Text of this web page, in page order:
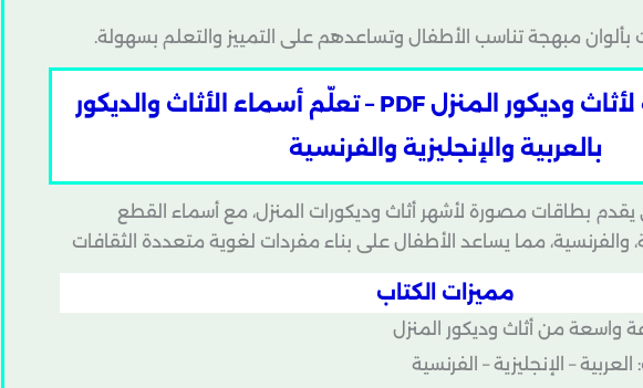
مبهجة تناسب الأطفال وتساعدهم على التمييز والتعلم بسهولة.
بطاقات تعليمية لأثاث وديكور المنزل PDF – تعلّم أسماء الأثاث والديكور
بالعربية والإنجليزية والفرنسية
بطاقات مصورة لأشهر أثاث وديكورات المنزل، مع أسماء القطع
والفرنسية، مما يساعد الأطفال على بناء مفردات لغوية متعددة الثقافات
مميزات الكتاب
من أثاث وديكور المنزل
– الإنجليزية – الفرنسية